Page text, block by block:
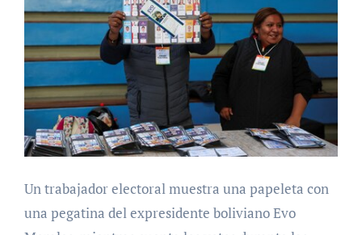
Un trabajador electoral muestra una papeleta con
una pegatina del expresidente boliviano Evo